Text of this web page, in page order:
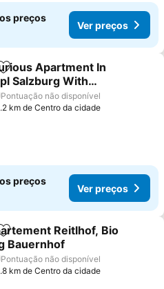
preços
Ver preços
Adicionar aos favoritos
Apartment In
Salzburg With
Pool
Pontuação não disponível
km de Centro da cidade
preços
Ver preços
Adicionar aos favoritos
Reitlhof, Bio
Bauernhof
Pontuação não disponível
km de Centro da cidade